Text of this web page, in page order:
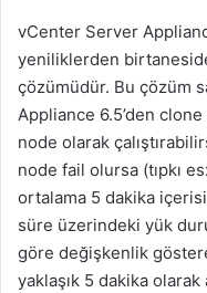
vCenter Server
yeniliklerden
çözümüdür. Bu çözüm
Appliance 6.5’den
node olarak
node fail olursa (tıpkı
ortalama 5 dakika
süre üzerindeki yük
göre değişkenlik
yaklaşık 5 dakika